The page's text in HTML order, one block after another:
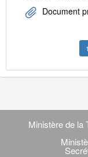
Document
1
Navigation
transverse
Ministère de la